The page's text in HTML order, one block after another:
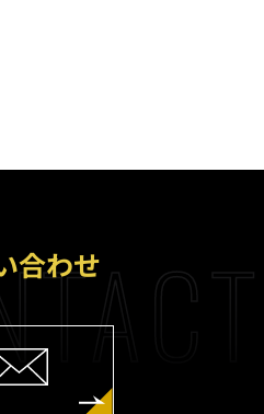
合わせ